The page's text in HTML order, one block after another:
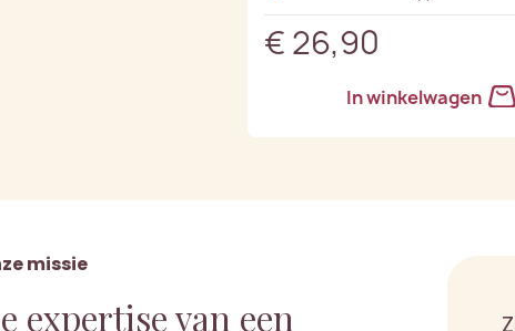
€ 26,90
In winkelwagen
missie
expertise van een